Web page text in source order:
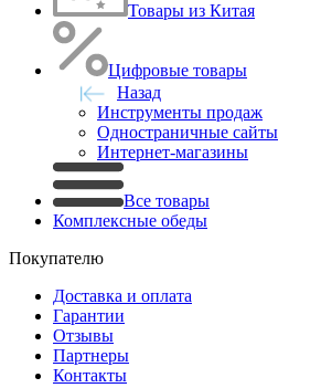
Товары из Китая
Цифровые товары
Назад
Инструменты продаж
Одностраничные сайты
Интернет-магазины
Все товары
Комплексные обеды
Покупателю
Доставка и оплата
Гарантии
Отзывы
Партнеры
Контакты